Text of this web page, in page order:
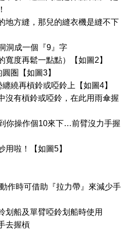
地方縫，那兒的縫衣機是縫不下
洞成一個『9』字
寬度再鬆一點點）【如圖2】
圏【如圖3】
繞再槓鈴或啞鈴上【如圖4】
沒有槓鈴或啞鈴，在此用雨傘握
你操作個10來下…前臂沒力手握
用啦！【如圖5】
作時可借助『拉力帶』來減少手
划船及單臂啞鈴划船時使用
去握槓